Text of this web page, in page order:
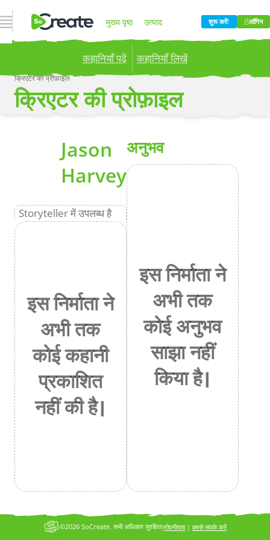
नेविगेशन खोलें मुख्य पृष्ठ उत्पाद
मूल्य निर्धारण ब्लॉग कंपनी
शुरू करें! लॉगिन
कहानियाँ पढ़ें कहानियाँ लिखें
Publish your stories to a global audience.
now!
क्रिएटर की प्रोफ़ाइल
क्रिएटर की प्रोफ़ाइल
Jason
Harvey
Storyteller में उपलब्ध है
इस निर्माता ने
अभी तक
कोई कहानी
प्रकाशित
नहीं की है।
अनुभव
इस निर्माता ने
अभी तक
कोई अनुभव
साझा नहीं
किया है।
गोपनीयता|हमसे संपर्क करें
©2026 SoCreate. सभी अधिकार सुरक्षित।